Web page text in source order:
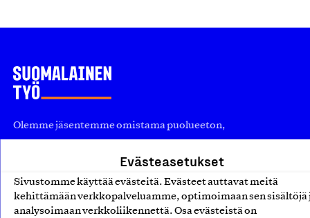
Evästeasetukset
Sivustomme käyttää evästeitä. Evästeet auttavat meitä
kehittämään verkkopalveluamme, optimoimaan sen sisältöjä
analysoimaan verkkoliikennettä. Osa evästeistä on
Olemme jäsentemme omistama puolueeton,
Jäseninämme on koko suomalaisen yhteiskunnan kirjo
pienistä pajoista ja yhteisöistä kansainvälisiin
suuryrityksiin. Meidät on perustettu yli 100 vuotta sitten